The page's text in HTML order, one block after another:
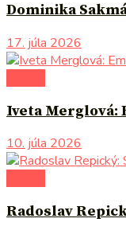
Dominika
17. júla 2026
Iveta Merglová:
10. júla 2026
Radoslav